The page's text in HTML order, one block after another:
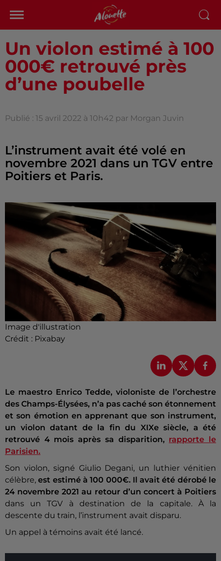
Un violon estimé à 100
000€ retrouvé près
d’une poubelle
Publié : 15 avril 2022 à 10h42 par Morgan Juvin
L’instrument avait été volé en
novembre 2021 dans un TGV entre
Poitiers et Paris.
Image d'illustration
Crédit : Pixabay
Le maestro Enrico Tedde, violoniste de l’orchestre
des Champs-Élysées, n’a pas caché son étonnement
et son émotion en apprenant que son instrument,
un violon datant de la fin du XIXe siècle, a été
retrouvé 4 mois après sa disparition, rapporte le
Parisien.
Son violon, signé Giulio Degani, un luthier vénitien
célèbre,est estimé à 100 000€. Il avait été dérobé le
24 novembre 2021 au retour d’un concert à Poitiers
dans un TGV à destination de la capitale. À la
descente du train, l’instrument avait disparu.
Un appel à témoins avait été lancé.